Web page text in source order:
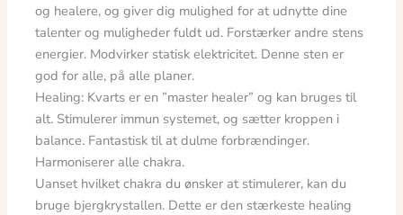
og healere, og giver dig mulighed for at udnytte dine
talenter og muligheder fuldt ud. Forstærker andre stens
energier. Modvirker statisk elektricitet. Denne sten er
god for alle, på alle planer.
Healing: Kvarts er en ”master healer” og kan bruges til
alt. Stimulerer immun systemet, og sætter kroppen i
balance. Fantastisk til at dulme forbrændinger.
Harmoniserer alle chakra.
Uanset hvilket chakra du ønsker at stimulerer, kan du
bruge bjergkrystallen. Dette er den stærkeste healing